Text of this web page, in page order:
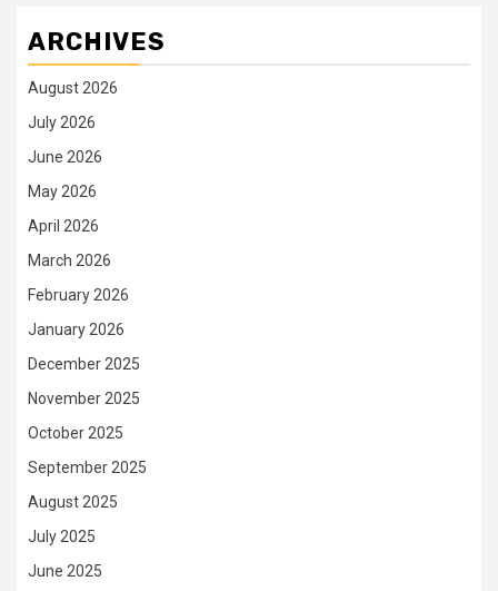
ARCHIVES
August 2026
July 2026
June 2026
May 2026
April 2026
March 2026
February 2026
January 2026
December 2025
November 2025
October 2025
September 2025
August 2025
July 2025
June 2025